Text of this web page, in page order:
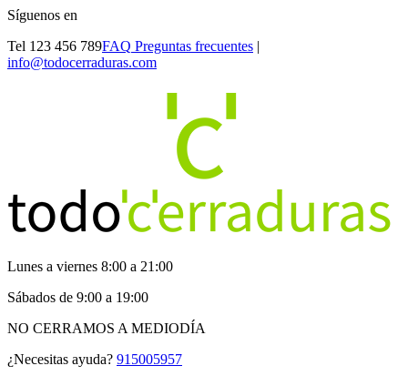
Síguenos en
Tel 123 456 789FAQ Preguntas frecuentes |
info@todocerraduras.com
Lunes a viernes 8:00 a 21:00
Sábados de 9:00 a 19:00
NO CERRAMOS A MEDIODÍA
¿Necesitas ayuda? 915005957